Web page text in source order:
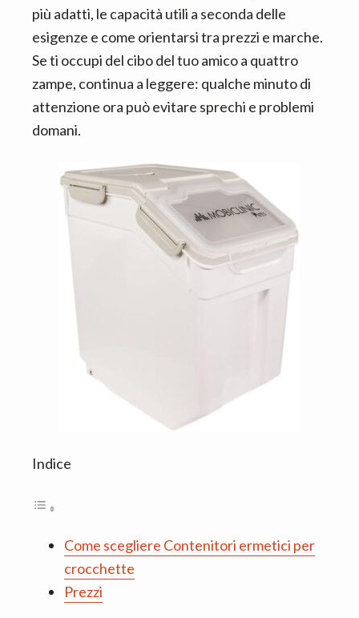
più adatti, le capacità utili a seconda delle
esigenze e come orientarsi tra prezzi e marche.
Se ti occupi del cibo del tuo amico a quattro
zampe, continua a leggere: qualche minuto di
attenzione ora può evitare sprechi e problemi
domani.
Indice
Come scegliere Contenitori ermetici per
crocchette
Prezzi